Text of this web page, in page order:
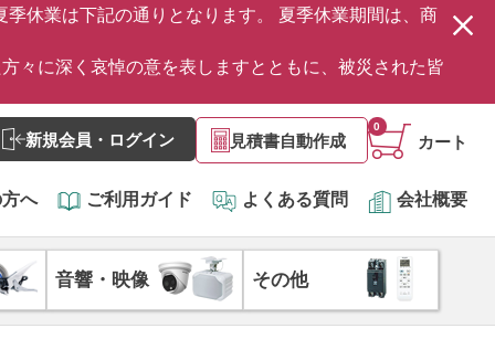
休業は下記の通りとなります。 夏季休業期間は、商
々に深く哀悼の意を表しますとともに、被災された皆
新規会員・ログイン 見積書自動作成 カート
0
へ ご利用ガイド よくある質問 会社概要
音響・映像 その他